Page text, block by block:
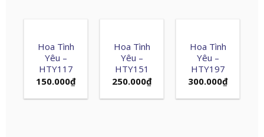
Hoa Tình
Yêu –
HTY117
150.000₫
Hoa Tình
Yêu –
HTY151
250.000₫
Hoa Tình
Yêu –
HTY197
300.000₫